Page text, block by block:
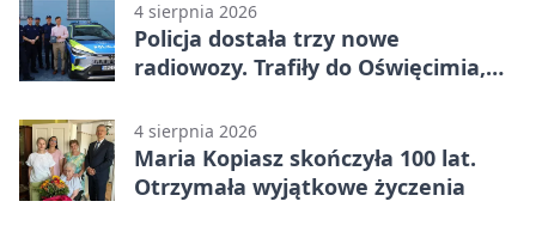
4 sierpnia 2026
Policja dostała trzy nowe
radiowozy. Trafiły do Oświęcimia,
4 sierpnia 2026
Maria Kopiasz skończyła 100 lat.
Otrzymała wyjątkowe życzenia